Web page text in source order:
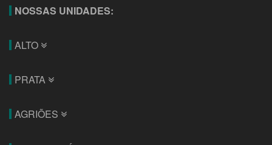
NOSSAS UNIDADES:
ALTO
PRATA
AGRIÕES